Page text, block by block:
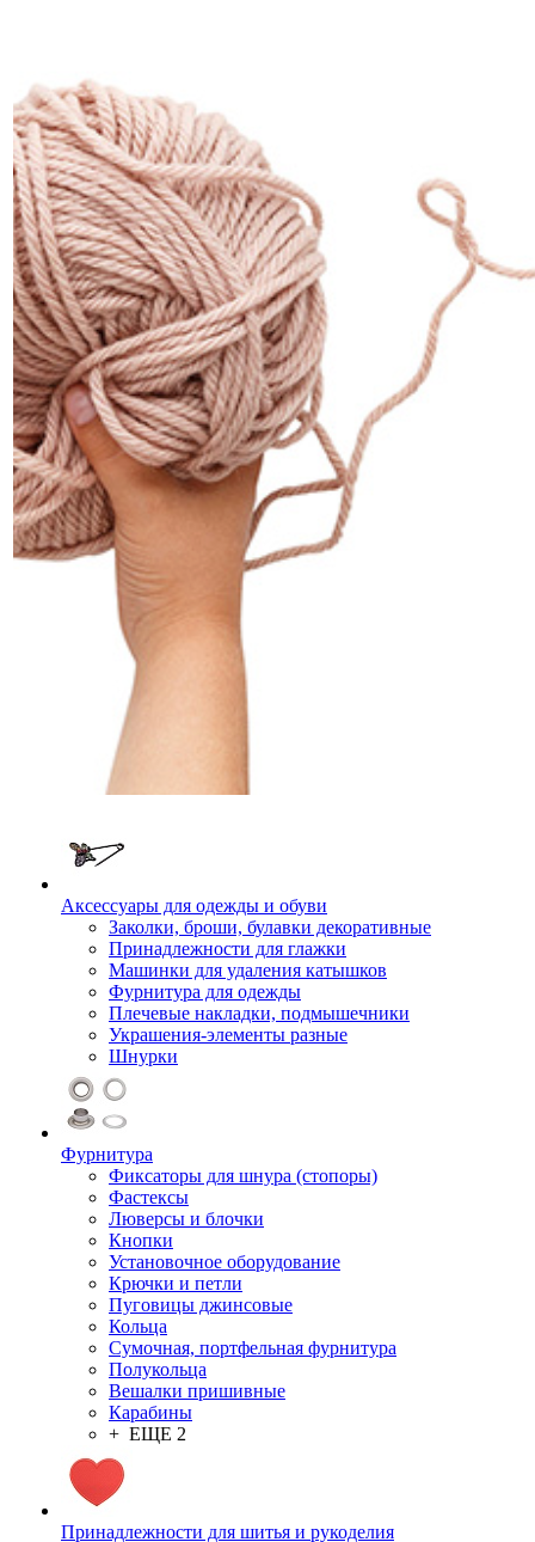
Аксессуары для одежды и обуви
Заколки, броши, булавки декоративные
Принадлежности для глажки
Машинки для удаления катышков
Фурнитура для одежды
Плечевые накладки, подмышечники
Украшения-элементы разные
Шнурки
Фурнитура
Фиксаторы для шнура (стопоры)
Фастексы
Люверсы и блочки
Кнопки
Установочное оборудование
Крючки и петли
Пуговицы джинсовые
Кольца
Сумочная, портфельная фурнитура
Полукольца
Вешалки пришивные
Карабины
+ ЕЩЕ 2
Принадлежности для шитья и рукоделия